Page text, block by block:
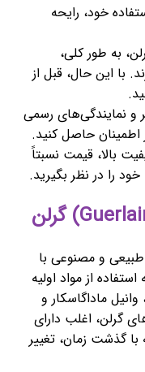
خود، رایحه
به طور کلی،
با این حال، قبل از
و نمایندگی‌های رسمی
اطمینان حاصل کنید.
بالا، قیمت نسبتاً
خود را در نظر بگیرید.
طبیعی و مصنوعی با
از مواد اولیه
ماداگاسکار و
گرلن، اغلب دارای
گذشت زمان، تغییر